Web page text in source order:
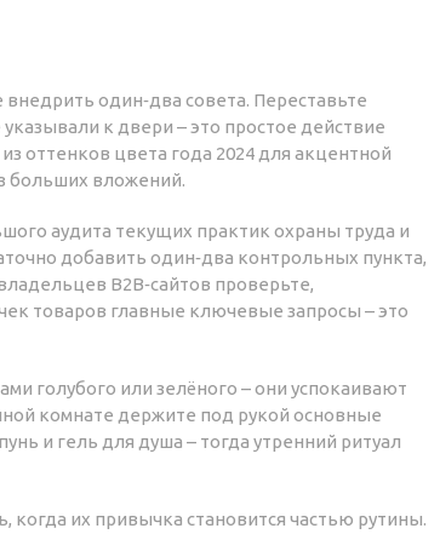
один‑два совета. Переставьте
к двери – это простое действие
оттенков цвета года 2024 для акцентной
больших вложений.
аудита текущих практик охраны труда и
добавить один‑два контрольных пункта,
B2B‑сайтов проверьте,
товаров главные ключевые запросы – это
голубого или зелёного – они успокаивают
комнате держите под рукой основные
и гель для душа – тогда утренний ритуал
их привычка становится частью рутины.